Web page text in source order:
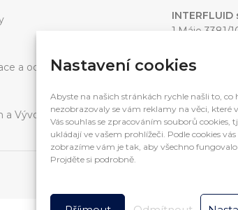
Nastavení cookies
Abyste na našich stránkách rychle našli to, co
nezobrazovaly se vám reklamy na věci, které
Vás souhlas se zpracováním souborů cookies,
ukládají ve vašem prohlížeči. Podle cookies
zobrazíme vám je tak, aby všechno
Projděte si podrobně.
a ocenění
Vývoj
1.Máje 3381/
Česká
Otevírací
(po-pá mimo